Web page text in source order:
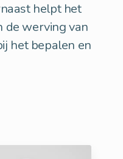
helpt het
de werving van
het bepalen en